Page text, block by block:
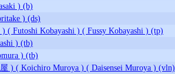
) (b)
) (ds)
Futoshi Kobayashi ) ( Fussy Kobayashi ) (tp)
) (tb)
) (tb)
) ( Koichiro Muroya ) ( Daisensei Muroya ) (vln)